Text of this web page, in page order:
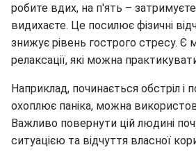
робите вдих, на п'ять – затримуєте
видихаєте. Це посилює фізичні
знижує рівень гострого стресу.
релаксації, які можна
Наприклад, починається обстріл і
охоплює паніка, можна
Важливо повернути цій людині
ситуацією та відчуття власної